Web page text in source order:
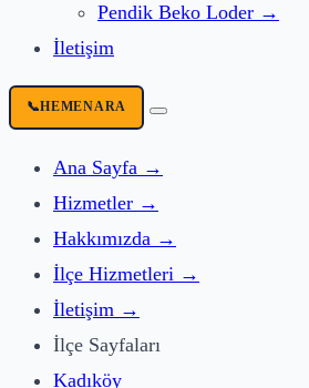
Pendik Beko Loder →
İletişim
📞HEMENARA
Ana Sayfa →
Hizmetler →
Hakkımızda →
İlçe Hizmetleri →
İletişim →
İlçe Sayfaları
Kadıköy